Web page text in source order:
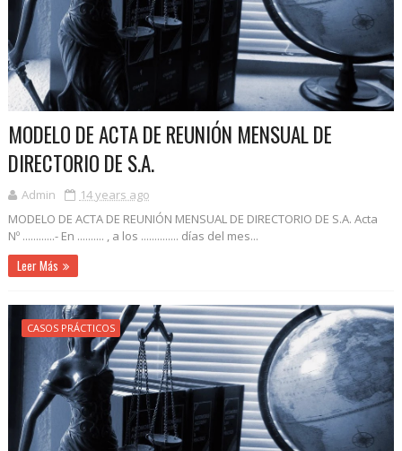
MODELO DE ACTA DE REUNIÓN MENSUAL DE
DIRECTORIO DE S.A.
Admin
14 years ago
MODELO DE ACTA DE REUNIÓN MENSUAL DE DIRECTORIO DE S.A. Acta
Nº ............- En .......... , a los .............. días del mes...
Leer Más
CASOS PRÁCTICOS